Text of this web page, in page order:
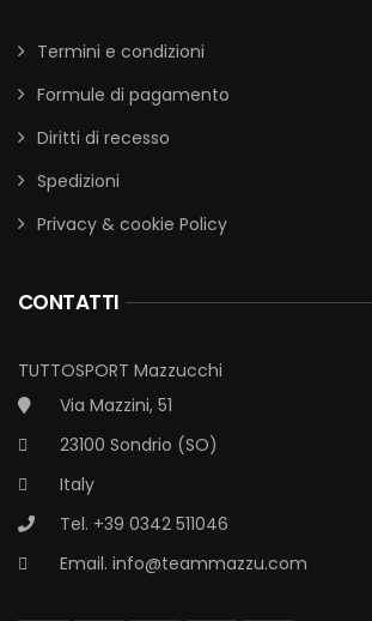
Termini e condizioni
Formule di pagamento
Diritti di recesso
Spedizioni
Privacy & cookie Policy
CONTATTI
TUTTOSPORT Mazzucchi
Via Mazzini, 51
23100 Sondrio (SO)
Italy
Tel. +39 0342 511046
Email. info@teammazzu.com